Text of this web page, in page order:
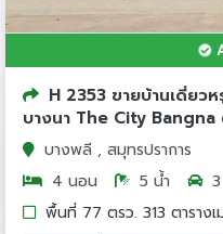
H 2353 ขายบ้านเดี่ยว
บางนา The City Bangna
บางพลี , สมุทรปราการ
4 นอน
5 น้ำ
พื้นที่ 77 ตรว. 313 ตารางเ